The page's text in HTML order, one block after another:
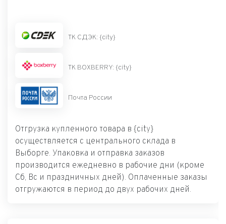
ТК СДЭК: {city}
ТК BOXBERRY: {city}
Почта России
Отгрузка купленного товара в {city}
осуществляется с центрального склада в
Выборге. Упаковка и отправка заказов
производится ежедневно в рабочие дни (кроме
Сб, Вс и праздничных дней). Оплаченные заказы
отгружаются в период до двух рабочих дней.